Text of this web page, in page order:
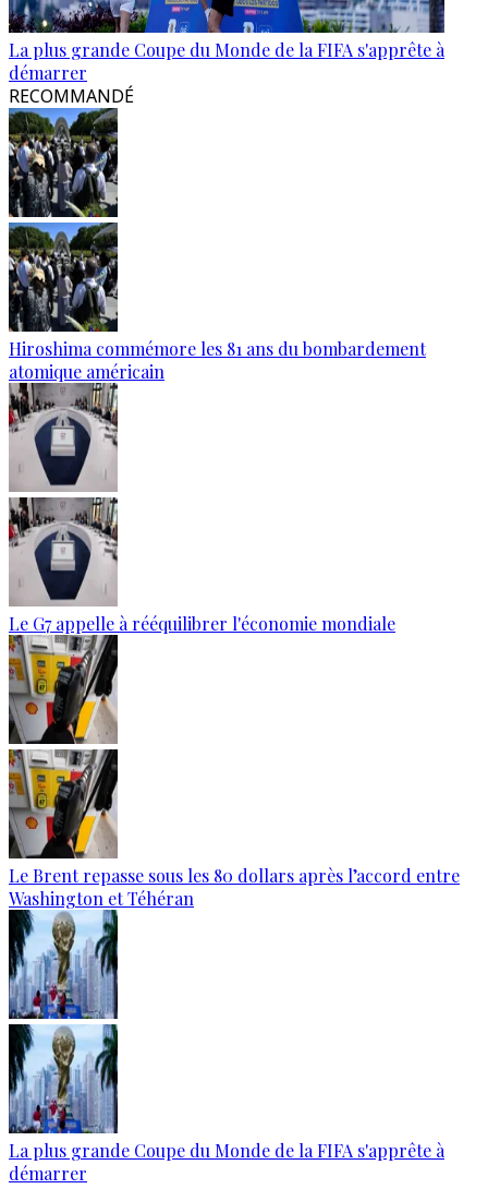
La plus grande Coupe du Monde de la FIFA s'apprête à
démarrer
RECOMMANDÉ
Hiroshima commémore les 81 ans du bombardement
atomique américain
Le G7 appelle à rééquilibrer l'économie mondiale
Le Brent repasse sous les 80 dollars après l’accord entre
Washington et Téhéran
La plus grande Coupe du Monde de la FIFA s'apprête à
démarrer